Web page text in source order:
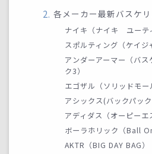
各メーカー最新バスケ
ナイキ（ナイキ ユーテ
スポルティング（ケイジ
アンダーアーマー（バ
ク3）
エゴザル（ソリッドモー
アシックス(バックパッ
アディダス（オーピーエ
ボーラホリック（Ball
AKTR（BIG DAY BAG）